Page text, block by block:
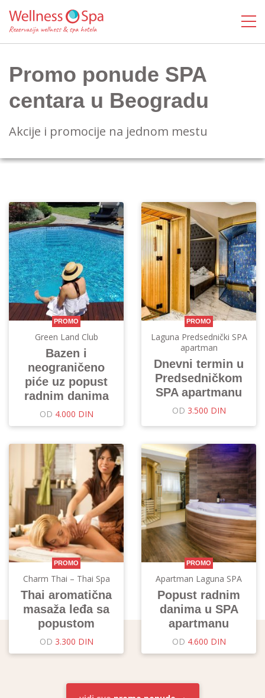
Promo ponude SPA
centara u Beogradu
Akcije i promocije na jednom mestu
PROMO
Green Land Club
Bazen i
neograničeno
piće uz popust
radnim danima
OD 4.000 DIN
PROMO
Laguna Predsednički SPA
apartman
Dnevni termin u
Predsedničkom
SPA apartmanu
OD 3.500 DIN
PROMO
Charm Thai – Thai Spa
Thai aromatična
masaža leđa sa
popustom
OD 3.300 DIN
PROMO
Apartman Laguna SPA
Popust radnim
danima u SPA
apartmanu
OD 4.600 DIN